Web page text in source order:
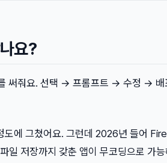
요?
써줘요. 선택 → 프롬프트 → 수정 → 배
도에 그쳤어요. 그런데 2026년 들어
일 저장까지 갖춘 앱이 무코딩으로 가능